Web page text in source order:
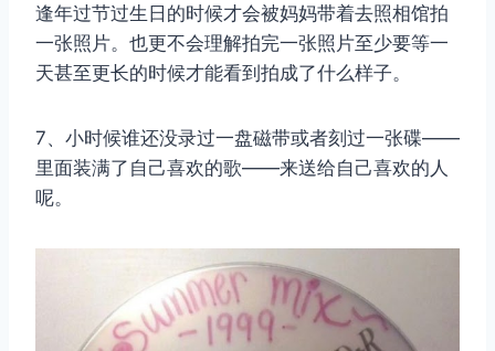
逢年过节过生日的时候才会被妈妈带着去照相馆拍
一张照片。也更不会理解拍完一张照片至少要等一
天甚至更长的时候才能看到拍成了什么样子。
7、小时候谁还没录过一盘磁带或者刻过一张碟——
里面装满了自己喜欢的歌——来送给自己喜欢的人
呢。